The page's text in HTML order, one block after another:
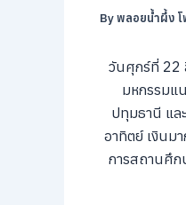
Byพลอยน้ำผึ้ง
วันศุกร์ที่ 22
มหกรรมแ
ปทุมธานี แล
อาทิตย์ เงินม
การสถานศึก